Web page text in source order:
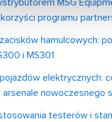
MSG
programu
hamulcowych:
i MS301
elektrycznych:
arsenale nowoczesnego
testerów i